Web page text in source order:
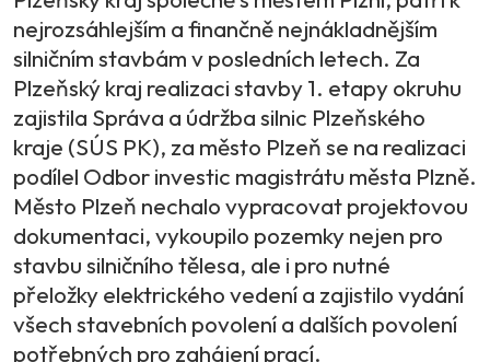
nejrozsáhlejším a finančně nejnákladnějším
silničním stavbám v posledních letech. Za
Plzeňský kraj realizaci stavby 1. etapy okruhu
zajistila Správa a údržba silnic Plzeňského
kraje (SÚS PK), za město Plzeň se na realizaci
podílel Odbor investic magistrátu města Plzně.
Město Plzeň nechalo vypracovat projektovou
dokumentaci, vykoupilo pozemky nejen pro
stavbu silničního tělesa, ale i pro nutné
přeložky elektrického vedení a zajistilo vydání
všech stavebních povolení a dalších povolení
potřebných pro zahájení prací.